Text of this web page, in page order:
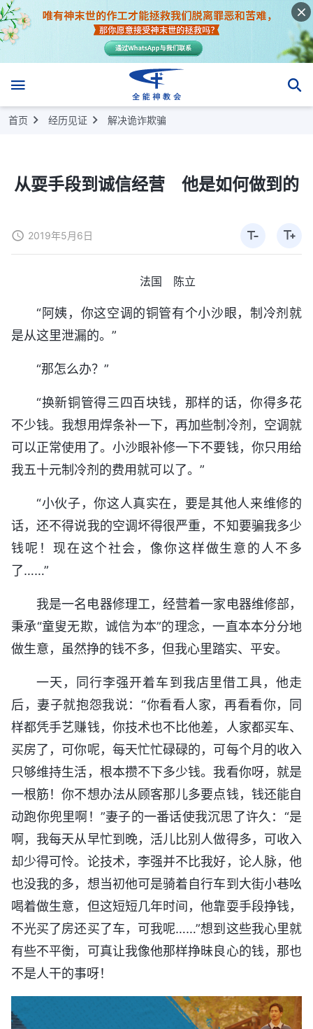
首页 经历见证 解决诡诈欺骗
从耍手段到诚信经营 他是如何做到的
2019年5月6日
法国 陈立
“阿姨，你这空调的铜管有个小沙眼，制冷剂就
是从这里泄漏的。”
“那怎么办？”
“换新铜管得三四百块钱，那样的话，你得多花
不少钱。我想用焊条补一下，再加些制冷剂，空调就
可以正常使用了。小沙眼补修一下不要钱，你只用给
我五十元制冷剂的费用就可以了。”
“小伙子，你这人真实在，要是其他人来维修的
话，还不得说我的空调坏得很严重，不知要骗我多少
钱呢！现在这个社会，像你这样做生意的人不多
了……”
我是一名电器修理工，经营着一家电器维修部，
秉承“童叟无欺，诚信为本”的理念，一直本本分分地
做生意，虽然挣的钱不多，但我心里踏实、平安。
一天，同行李强开着车到我店里借工具，他走
后，妻子就抱怨我说：“你看看人家，再看看你，同
样都凭手艺赚钱，你技术也不比他差，人家都买车、
买房了，可你呢，每天忙忙碌碌的，可每个月的收入
只够维持生活，根本攒不下多少钱。我看你呀，就是
一根筋！你不想办法从顾客那儿多要点钱，钱还能自
动跑你兜里啊！”妻子的一番话使我沉思了许久：“是
啊，我每天从早忙到晚，活儿比别人做得多，可收入
却少得可怜。论技术，李强并不比我好，论人脉，他
也没我的多，想当初他可是骑着自行车到大街小巷吆
喝着做生意，但这短短几年时间，他靠耍手段挣钱，
不光买了房还买了车，可我呢……”想到这些我心里就
有些不平衡，可真让我像他那样挣昧良心的钱，那也
不是人干的事呀！